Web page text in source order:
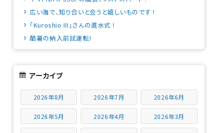
広い海で、知り合いと会うと嬉しいものです !
「Kuroshio Ⅲ」さんの進水式 !
酷暑の納入前試運転!
アーカイブ
2026年8月 2026年7月 2026年6月
2026年5月 2026年4月 2026年3月